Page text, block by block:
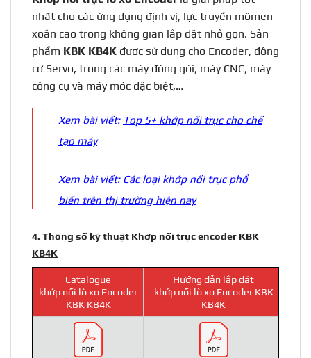
nhất cho các ứng dụng định vị, lực truyền mômen
xoắn cao trong không gian lắp đặt nhỏ gọn. Sản
phẩm KBK KB4K được sử dụng cho Encoder, động
cơ Servo, trong các máy đóng gói, máy CNC, máy
công cụ và máy móc đặc biệt,…
Xem bài viết: Top 5+ khớp nối trục cho chế
tạo máy
Xem bài viết: Các loại khớp nối trục phổ
biến trên thị trường hiện nay
4. Thông số kỹ thuật Khớp nối trục encoder KBK
KB4K
Catalogue
khớp nối lò xo Encoder
KBK KB4K
Hướng dẫn lắp đặt
khớp nối lò xo Encoder KBK
KB4K